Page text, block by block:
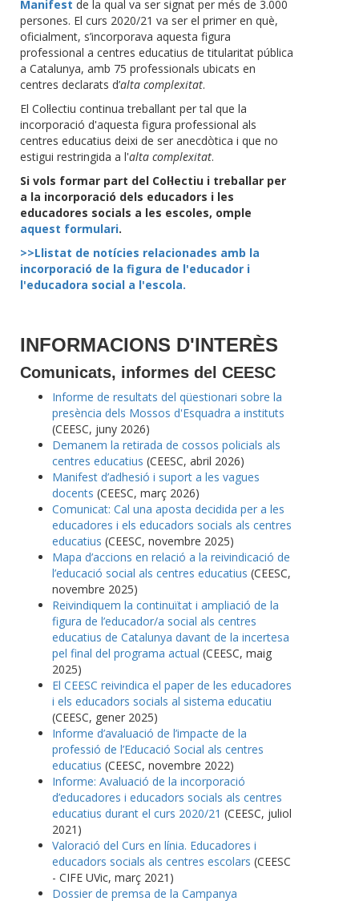
Manifest de la qual va ser signat per més de 3.000
persones. El curs 2020/21 va ser el primer en què,
oficialment, s’incorporava aquesta figura
professional a centres educatius de titularitat pública
a Catalunya, amb 75 professionals ubicats en
centres declarats d’alta complexitat.
El Col·lectiu continua treballant per tal que la
incorporació d'aquesta figura professional als
centres educatius deixi de ser anecdòtica i que no
estigui restringida a l'alta complexitat.
Si vols formar part del Col·lectiu i treballar per
a la incorporació dels educadors i les
educadores socials a les escoles, omple
aquest formulari.
>>Llistat de notícies relacionades amb la
incorporació de la figura de l'educador i
l'educadora social a l'escola.
INFORMACIONS D'INTERÈS
Comunicats, informes del CEESC
Informe de resultats del qüestionari sobre la
presència dels Mossos d'Esquadra a instituts
(CEESC, juny 2026)
Demanem la retirada de cossos policials als
centres educatius (CEESC, abril 2026)
Manifest d’adhesió i suport a les vagues
docents (CEESC, març 2026)
Comunicat: Cal una aposta decidida per a les
educadores i els educadors socials als centres
educatius (CEESC, novembre 2025)
Mapa d’accions en relació a la reivindicació de
l’educació social als centres educatius (CEESC,
novembre 2025)
Reivindiquem la continuïtat i ampliació de la
figura de l’educador/a social als centres
educatius de Catalunya davant de la incertesa
pel final del programa actual (CEESC, maig
2025)
El CEESC reivindica el paper de les educadores
i els educadors socials al sistema educatiu
(CEESC, gener 2025)
Informe d’avaluació de l’impacte de la
professió de l’Educació Social als centres
educatius (CEESC, novembre 2022)
Informe: Avaluació de la incorporació
d’educadores i educadors socials als centres
educatius durant el curs 2020/21 (CEESC, juliol
2021)
Valoració del Curs en línia. Educadores i
educadors socials als centres escolars (CEESC
- CIFE UVic, març 2021)
Dossier de premsa de la Campanya